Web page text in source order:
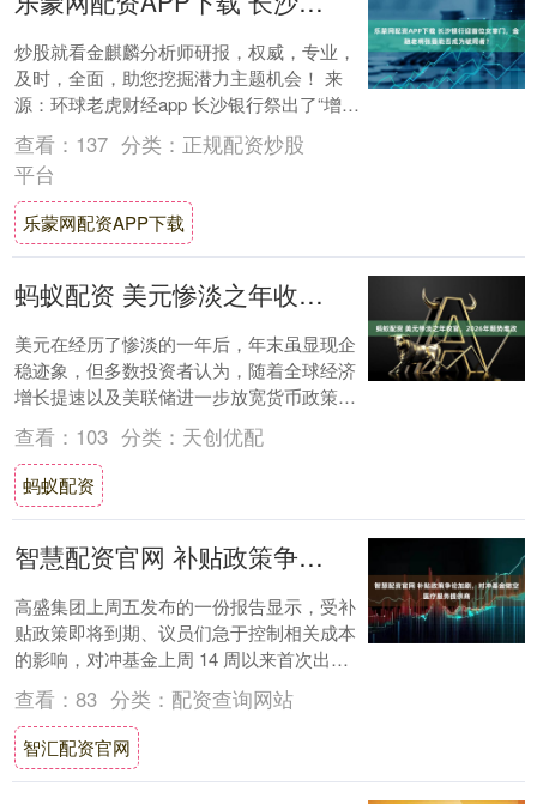
炒股就看金麒麟分析师研报，权威，专业，
及时，全面，助您挖掘潜力主题机会！ 来
源：环球老虎财经app 长沙银行祭出了“增资
+收购”长银五八的组合拳。作为昔日黑
马，....
查看： 137 分类： 正规配资炒股
平台
乐蒙网配资APP下载
蚂蚁配资 美元惨淡之年收官，2026年颓势难改
美元在经历了惨淡的一年后，年末虽显现企
稳迹象，但多数投资者认为，随着全球经济
增长提速以及美联储进一步放宽货币政策，
美元的跌势将在 2026 年卷土重来。 受市
场....
查看： 103 分类： 天创优配
蚂蚁配资
智慧配资官网 补贴政策争论加剧，对冲基金做空医疗服务提供商
高盛集团上周五发布的一份报告显示，受补
贴政策即将到期、议员们急于控制相关成本
的影响，对冲基金上周 14 周以来首次出现
美国医疗类股票净卖出的情况。 约有 240....
查看： 83 分类： 配资查询网站
智汇配资官网